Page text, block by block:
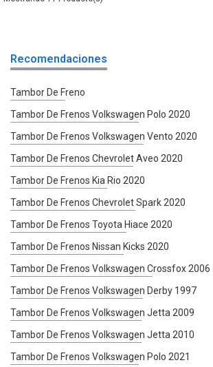
Recomendaciones
Tambor De Freno
Tambor De Frenos Volkswagen Polo 2020
Tambor De Frenos Volkswagen Vento 2020
Tambor De Frenos Chevrolet Aveo 2020
Tambor De Frenos Kia Rio 2020
Tambor De Frenos Chevrolet Spark 2020
Tambor De Frenos Toyota Hiace 2020
Tambor De Frenos Nissan Kicks 2020
Tambor De Frenos Volkswagen Crossfox 2006
Tambor De Frenos Volkswagen Derby 1997
Tambor De Frenos Volkswagen Jetta 2009
Tambor De Frenos Volkswagen Jetta 2010
Tambor De Frenos Volkswagen Polo 2021